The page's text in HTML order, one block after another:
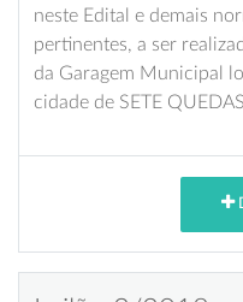
neste Edital e demais
pertinentes, a ser
da Garagem Municipal
cidade de SETE